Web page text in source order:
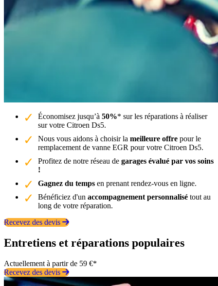
Économisez jusqu’à 50%* sur les réparations à réaliser
sur votre Citroen Ds5.
Nous vous aidons à choisir la meilleure offre pour le
remplacement de vanne EGR pour votre Citroen Ds5.
Profitez de notre réseau de garages évalué par vos soins
!
Gagnez du temps en prenant rendez-vous en ligne.
Bénéficiez d'un accompagnement personnalisé tout au
long de votre réparation.
Recevez des devis
Entretiens et réparations populaires
Actuellement à partir de 59 €*
Recevez des devis